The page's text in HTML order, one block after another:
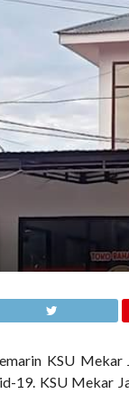
KSU Mekar
19. KSU Mekar